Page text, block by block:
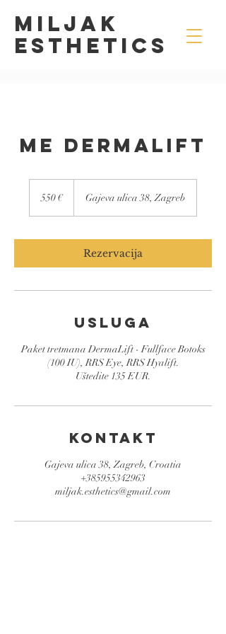
MILJAK
Esthetics
ME DermaLift
550 € Gajeva ulica 38, Zagreb
Rezervacija
Usluga
Paket tretmana DermaLift - Fullface Botoks
(100 IU), RRS Eye, RRS Hyalift.
Uštedite 135 EUR.
Kontakt
Gajeva ulica 38, Zagreb, Croatia
+385955342963
miljak.esthetics@gmail.com